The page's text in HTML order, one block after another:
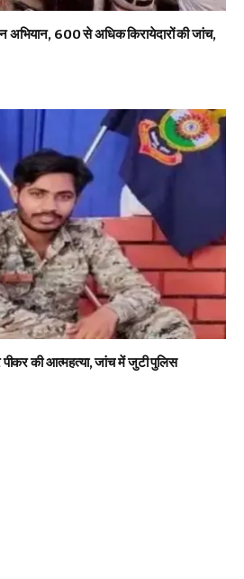
अभियान, 600 से अधिक किरायेदारों की जांच,
की आत्महत्या, जांच में जुटी पुलिस